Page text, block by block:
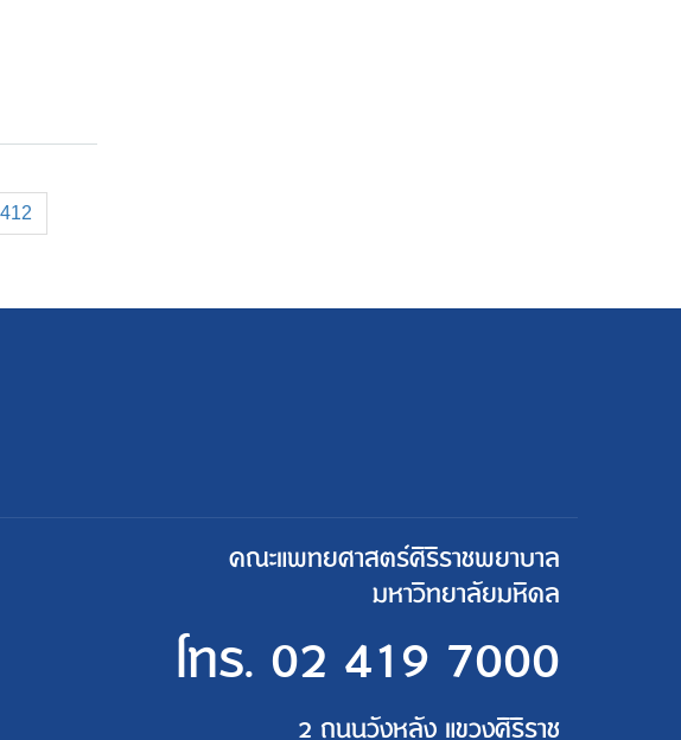
คณะแพทยศาสตร์ศิริราชพยาบาล
มหาวิทยาลัยมหิดล
โทร. 02 419 7000
2 ถนนวังหลัง แขวงศิริราช